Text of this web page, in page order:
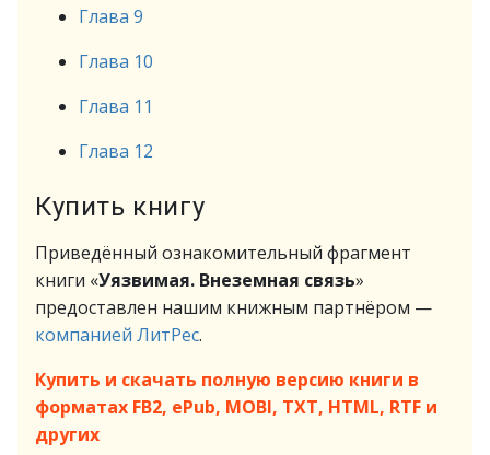
Глава 9
Глава 10
Глава 11
Глава 12
Купить книгу
Приведённый ознакомительный фрагмент
книги «Уязвимая. Внеземная связь»
предоставлен нашим книжным партнёром —
компанией ЛитРес.
Купить и скачать полную версию книги в
форматах FB2, ePub, MOBI, TXT, HTML, RTF и
других